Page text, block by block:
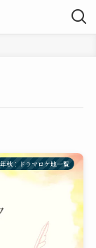
秋：ドラマロケ地一覧